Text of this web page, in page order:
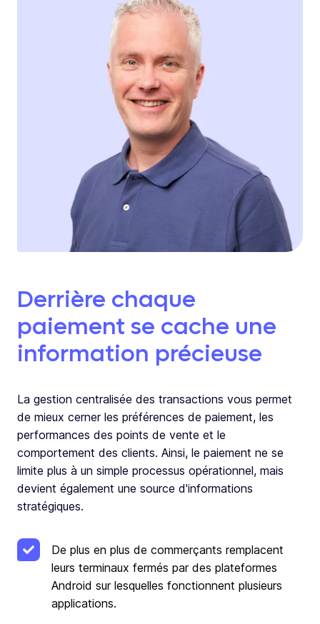
Derrière chaque
paiement se cache une
information précieuse
La gestion centralisée des transactions vous permet
de mieux cerner les préférences de paiement, les
performances des points de vente et le
comportement des clients. Ainsi, le paiement ne se
limite plus à un simple processus opérationnel, mais
devient également une source d'informations
stratégiques.
De plus en plus de commerçants remplacent
leurs terminaux fermés par des plateformes
Android sur lesquelles fonctionnent plusieurs
applications.